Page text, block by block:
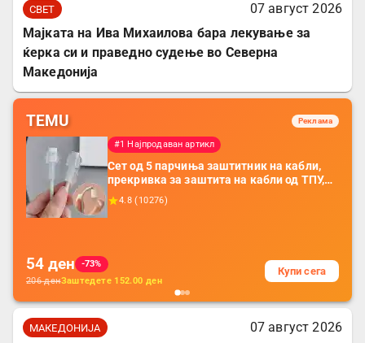
СВЕТ
07 август 2026
Мајката на Ива Михаилова бара лекување за
ќерка си и праведно судење во Северна
Македонија
TEMU Реклама
#1 Најпродаван артикл
Сет од 5 парчиња заштитник на кабли,
прекривка за заштита на кабли од ТПУ,
додатоци за заштита на кабли, без
батерија, за мобилни телефони, комплет
4.8 ( 10276)
54 ден
-73%
206денЗаштедете 152.00 ден
Купи сега
МАКЕДОНИЈА
07 август 2026